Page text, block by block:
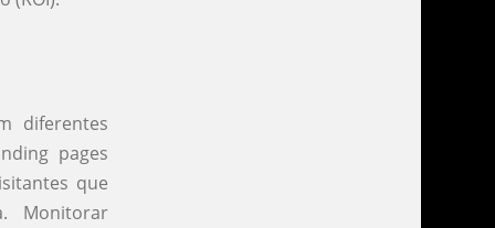
diferentes
pages
que
Monitorar